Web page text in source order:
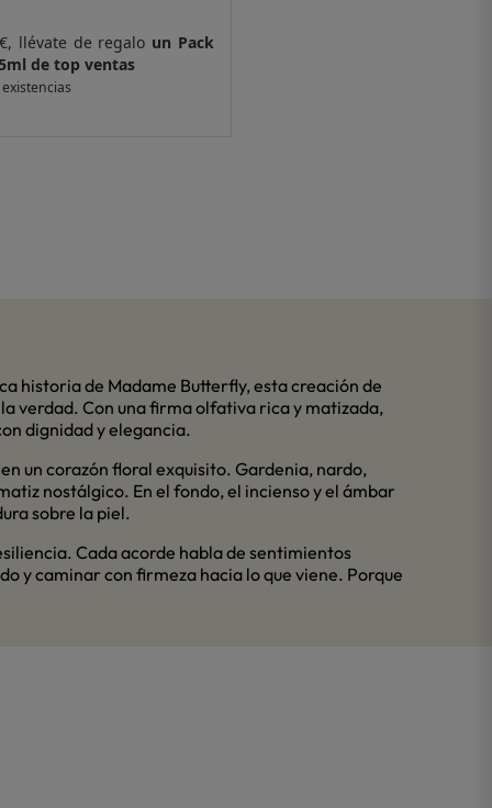
llévate de regaloun Pack
ventas
historia de Madame Butterfly, esta creación de
verdad. Con una firma olfativa rica y matizada,
dignidad y elegancia.
un corazón floral exquisito. Gardenia, nardo,
nostálgico. En el fondo, el incienso y el ámbar
sobre la piel.
Cada acorde habla de sentimientos
y caminar con firmeza hacia lo que viene. Porque